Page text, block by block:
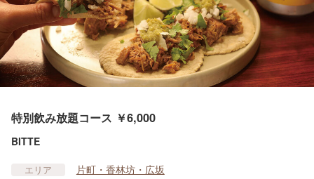
特別飲み放題コース ￥6,000
BITTE
エリア 片町・香林坊・広坂